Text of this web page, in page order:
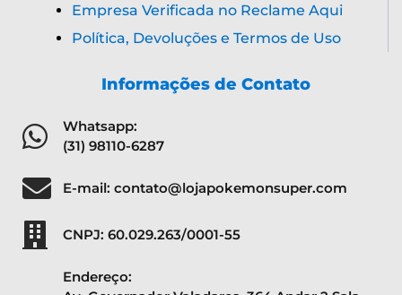
Empresa Verificada no Reclame Aqui
Política, Devoluções e Termos de Uso
Informações de Contato
Whatsapp:
(31) 98110-6287
E-mail: contato@lojapokemonsuper.com
CNPJ: 60.029.263/0001-55
Endereço: